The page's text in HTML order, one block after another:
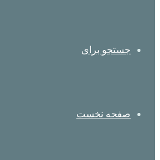
جستجو برای
صفحه نخست